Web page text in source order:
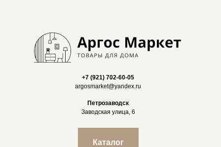
+7 (921) 702-60-05
argosmarket@yandex.ru
Петрозаводск
Заводская улица, 6
Каталог